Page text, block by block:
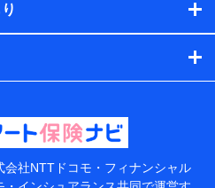
実施のため
の実施のため
理等付帯業務を行うため
各共同利用者（詳細は次のと
11番1号 山王パークタワー
会社NTTドコモ・フィナンシャル